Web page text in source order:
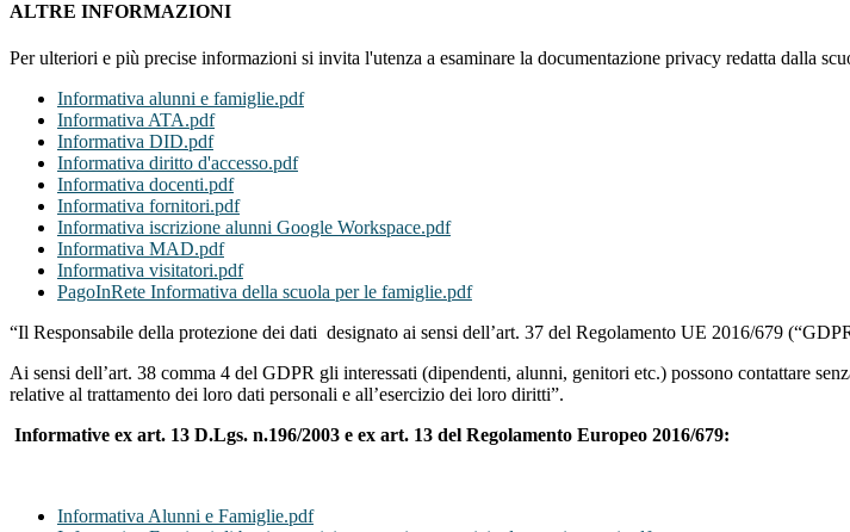
ALTRE INFORMAZIONI
Per ulteriori e più precise informazioni si invita l'utenza a esaminare la documentazione privacy redatta dalla
Informativa alunni e famiglie.pdf
Informativa ATA.pdf
Informativa DID.pdf
Informativa diritto d'accesso.pdf
Informativa docenti.pdf
Informativa fornitori.pdf
Informativa iscrizione alunni Google Workspace.pdf
Informativa MAD.pdf
Informativa visitatori.pdf
PagoInRete Informativa della scuola per le famiglie.pdf
“Il Responsabile della protezione dei dati designato ai sensi dell’art. 37 del Regolamento UE 2016/679
Ai sensi dell’art. 38 comma 4 del GDPR gli interessati (dipendenti, alunni, genitori etc.) possono contattare
relative al trattamento dei loro dati personali e all’esercizio dei loro diritti”.
Informative ex art. 13 D.Lgs. n.196/2003 e ex art. 13 del Regolamento Europeo 2016/679:
Informativa Alunni e Famiglie.pdf